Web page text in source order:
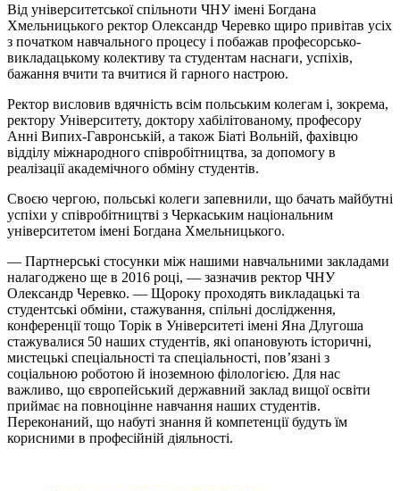
Від університетської спільноти ЧНУ імені Богдана
Хмельницького ректор Олександр Черевко щиро привітав усіх
з початком навчального процесу і побажав професорсько-
викладацькому колективу та студентам наснаги, успіхів,
бажання вчити та вчитися й гарного настрою.
Ректор висловив вдячність всім польським колегам і, зокрема,
ректору Університету, доктору хабілітованому, професору
Анні Випих-Гавронській, а також Біаті Вольній, фахівцю
відділу міжнародного співробітництва, за допомогу в
реалізації академічного обміну студентів.
Своєю чергою, польські колеги запевнили, що бачать майбутні
успіхи у співробітництві з Черкаським національним
університетом імені Богдана Хмельницького.
— Партнерські стосунки між нашими навчальними закладами
налагоджено ще в 2016 році, — зазначив ректор ЧНУ
Олександр Черевко. — Щороку проходять викладацькі та
студентські обміни, стажування, спільні дослідження,
конференції тощо Торік в Університеті імені Яна Длугоша
стажувалися 50 наших студентів, які опановують історичні,
мистецькі спеціальності та спеціальності, пов’язані з
соціальною роботою й іноземною філологією. Для нас
важливо, що європейський державний заклад вищої освіти
приймає на повноцінне навчання наших студентів.
Переконаний, що набуті знання й компетенції будуть їм
корисними в професійній діяльності.